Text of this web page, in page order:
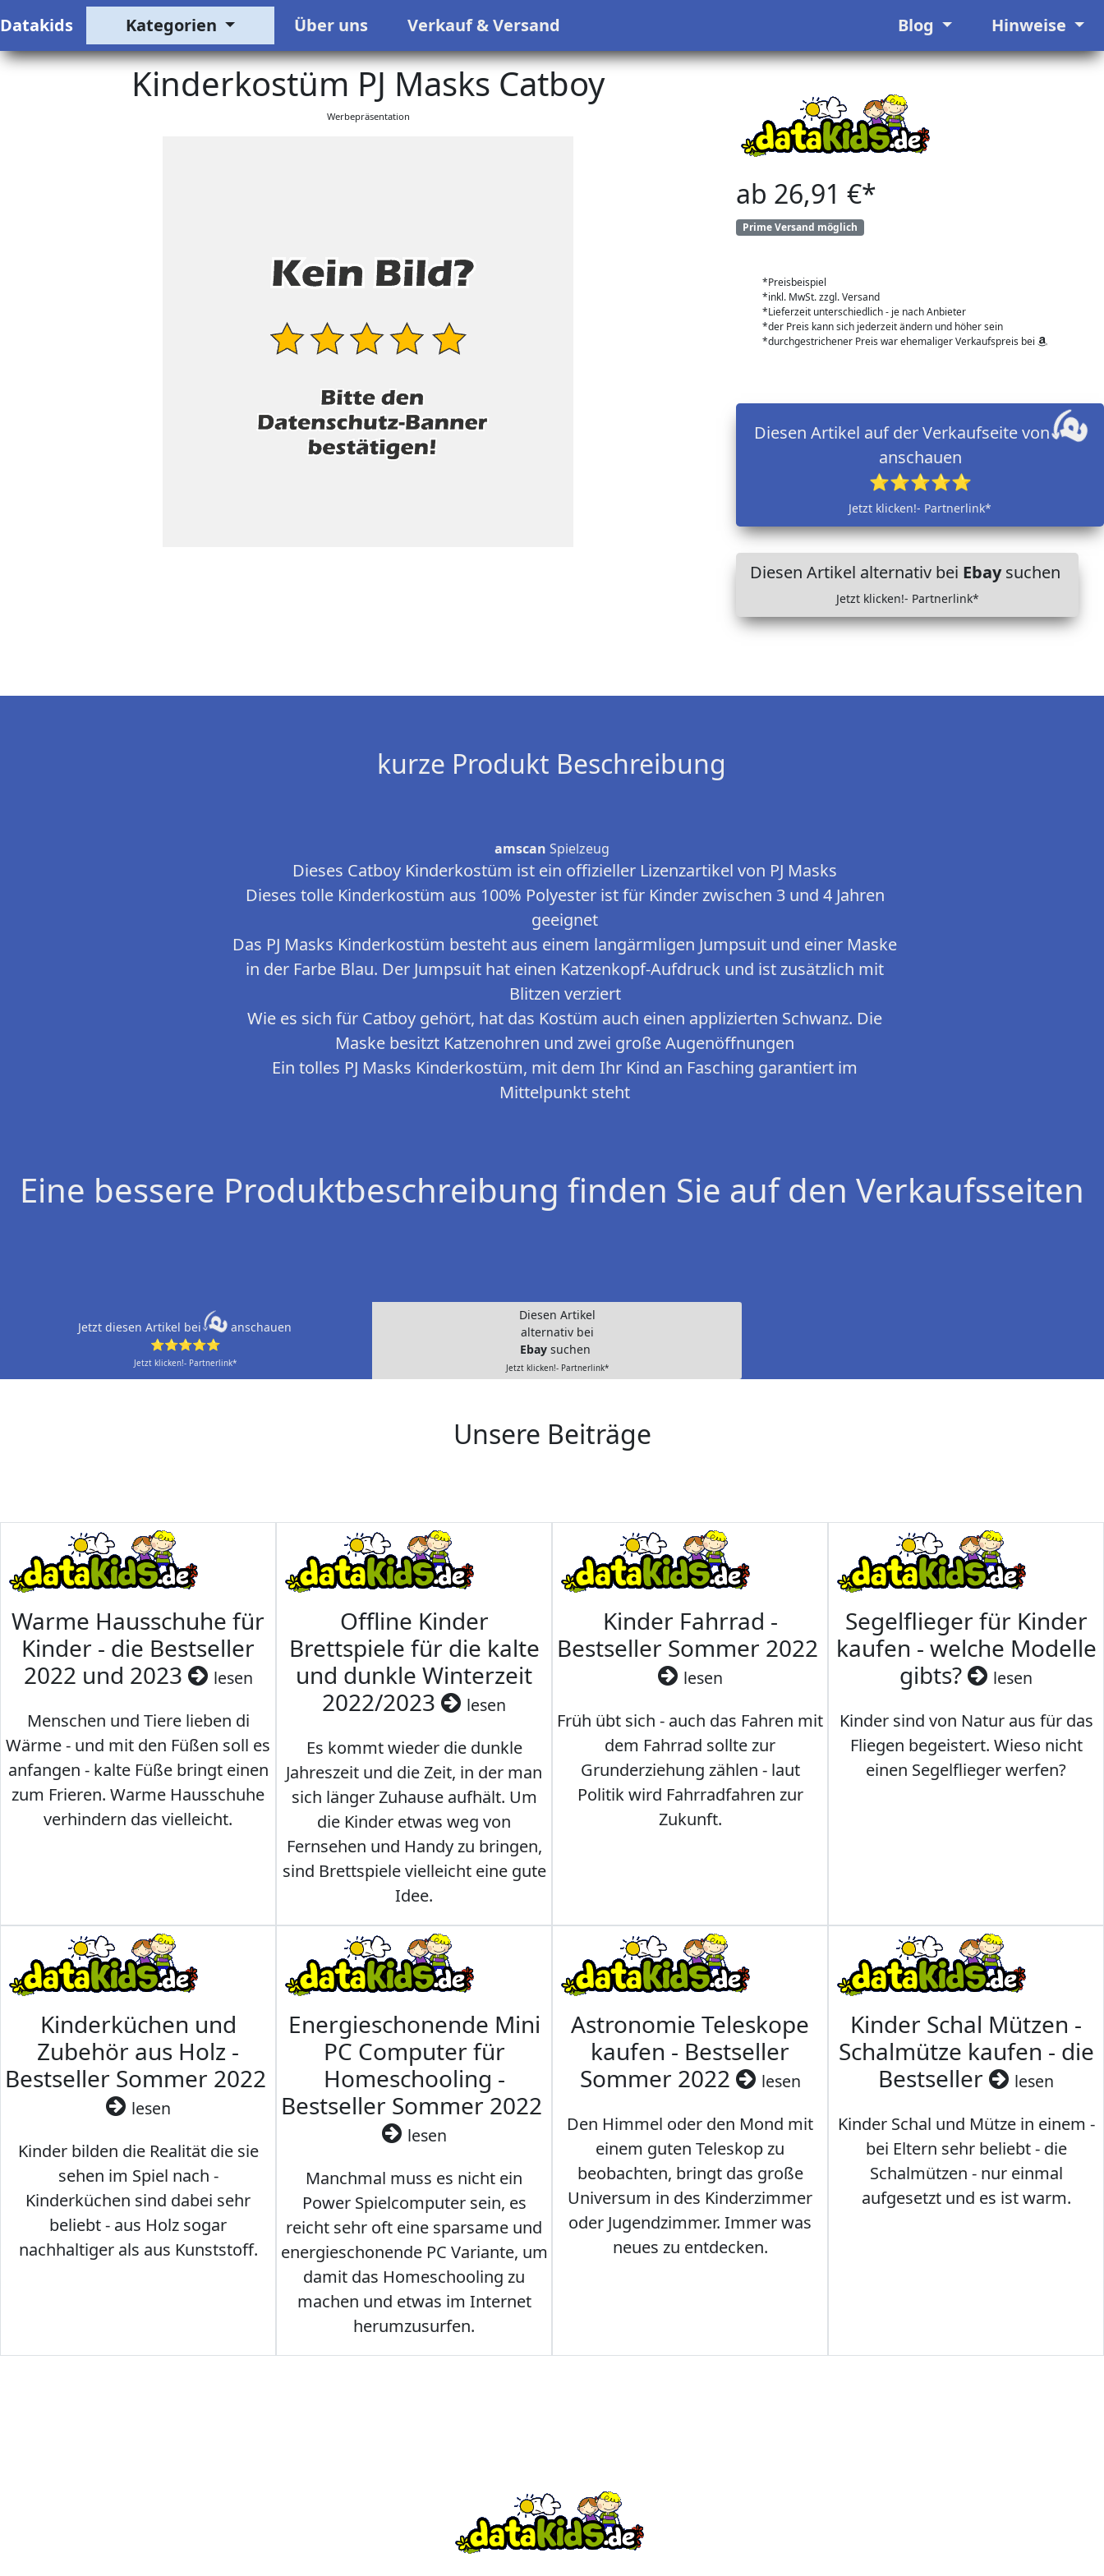
Datakids Kategorien Über uns Verkauf & Versand Blog Hinweise
Kinderkostüm PJ Masks Catboy
Werbepräsentation
ab 26,91 €*
Prime Versand möglich
*Preisbeispiel
*inkl. MwSt. zzgl. Versand
*Lieferzeit unterschiedlich - je nach Anbieter
*der Preis kann sich jederzeit ändern und höher sein
*durchgestrichener Preis war ehemaliger Verkaufspreis bei
Diesen Artikel auf der Verkaufseite von
anschauen
⭐⭐⭐⭐⭐
Jetzt klicken!- Partnerlink*
Diesen Artikel alternativ bei Ebaysuchen
Jetzt klicken!- Partnerlink*
kurze Produkt Beschreibung
amscan Spielzeug
Dieses Catboy Kinderkostüm ist ein offizieller Lizenzartikel von PJ Masks
Dieses tolle Kinderkostüm aus 100% Polyester ist für Kinder zwischen 3 und 4 Jahren
geeignet
Das PJ Masks Kinderkostüm besteht aus einem langärmligen Jumpsuit und einer Maske
in der Farbe Blau. Der Jumpsuit hat einen Katzenkopf-Aufdruck und ist zusätzlich mit
Blitzen verziert
Wie es sich für Catboy gehört, hat das Kostüm auch einen applizierten Schwanz. Die
Maske besitzt Katzenohren und zwei große Augenöffnungen
Ein tolles PJ Masks Kinderkostüm, mit dem Ihr Kind an Fasching garantiert im
Mittelpunkt steht
Eine bessere Produktbeschreibung finden Sie auf den Verkaufsseiten
Jetzt diesen Artikel bei
anschauen
⭐⭐⭐⭐⭐
Jetzt klicken!- Partnerlink*
Diesen Artikel
alternativ bei
Ebay suchen
Jetzt klicken!- Partnerlink*
Unsere Beiträge
Warme Hausschuhe für
Kinder - die Bestseller
2022 und 2023
lesen
Menschen und Tiere lieben di
Wärme - und mit den Füßen soll es
anfangen - kalte Füße bringt einen
zum Frieren. Warme Hausschuhe
verhindern das vielleicht.
Offline Kinder
Brettspiele für die kalte
und dunkle Winterzeit
2022/2023
lesen
Es kommt wieder die dunkle
Jahreszeit und die Zeit, in der man
sich länger Zuhause aufhält. Um
die Kinder etwas weg von
Fernsehen und Handy zu bringen,
sind Brettspiele vielleicht eine gute
Idee.
Kinder Fahrrad -
Bestseller Sommer 2022
lesen
Früh übt sich - auch das Fahren mit
dem Fahrrad sollte zur
Grunderziehung zählen - laut
Politik wird Fahrradfahren zur
Zukunft.
Segelflieger für Kinder
kaufen - welche Modelle
gibts?
lesen
Kinder sind von Natur aus für das
Fliegen begeistert. Wieso nicht
einen Segelflieger werfen?
Kinderküchen und
Zubehör aus Holz -
Bestseller Sommer 2022
lesen
Kinder bilden die Realität die sie
sehen im Spiel nach -
Kinderküchen sind dabei sehr
beliebt - aus Holz sogar
nachhaltiger als aus Kunststoff.
Energieschonende Mini
PC Computer für
Homeschooling -
Bestseller Sommer 2022
lesen
Manchmal muss es nicht ein
Power Spielcomputer sein, es
reicht sehr oft eine sparsame und
energieschonende PC Variante, um
damit das Homeschooling zu
machen und etwas im Internet
herumzusurfen.
Astronomie Teleskope
kaufen - Bestseller
Sommer 2022
lesen
Den Himmel oder den Mond mit
einem guten Teleskop zu
beobachten, bringt das große
Universum in des Kinderzimmer
oder Jugendzimmer. Immer was
neues zu entdecken.
Kinder Schal Mützen -
Schalmütze kaufen - die
Bestseller
lesen
Kinder Schal und Mütze in einem -
bei Eltern sehr beliebt - die
Schalmützen - nur einmal
aufgesetzt und es ist warm.